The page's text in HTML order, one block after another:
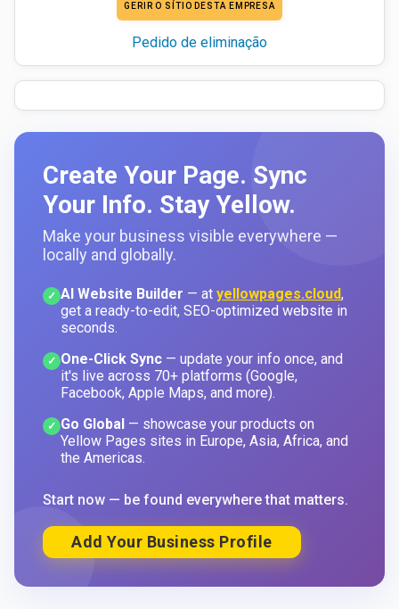
GERIR O SÍTIO DESTA EMPRESA
Pedido de eliminação
Create Your Page. Sync
Your Info. Stay Yellow.
Make your business visible everywhere —
locally and globally.
✓ AI Website Builder — at yellowpages.cloud,
get a ready-to-edit, SEO-optimized website in
seconds.
✓ One-Click Sync — update your info once, and
it's live across 70+ platforms (Google,
Facebook, Apple Maps, and more).
✓ Go Global — showcase your products on
Yellow Pages sites in Europe, Asia, Africa, and
the Americas.
Start now — be found everywhere that matters.
Add Your Business Profile